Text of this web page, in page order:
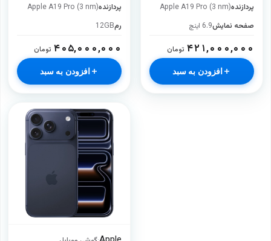
پردازندهApple A19 Pro (3 nm)
رم12GB
۴۰۵,۰۰۰,۰۰۰ تومان
افزودن به سبد
پردازندهApple A19 Pro (3 nm)
صفحه نمایش6.9 اینچ
۴۲۱,۰۰۰,۰۰۰ تومان
افزودن به سبد